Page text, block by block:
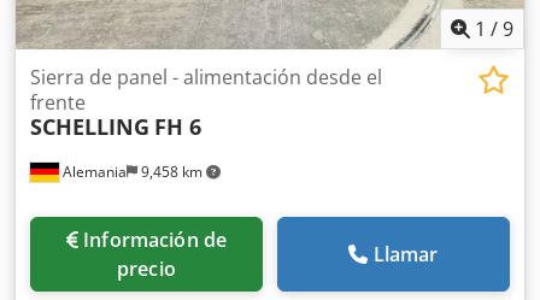
1 /9
Alemania 9,458 km
Sierra de panel - alimentación desde el
frente
SCHELLING FH 6
Información de
precio
Llamar